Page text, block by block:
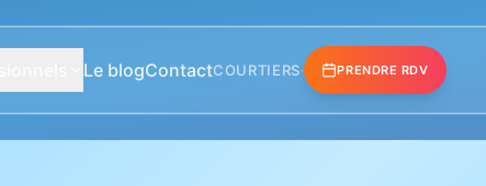
Le blogContactCOURTIERS· PRENDRE RDV